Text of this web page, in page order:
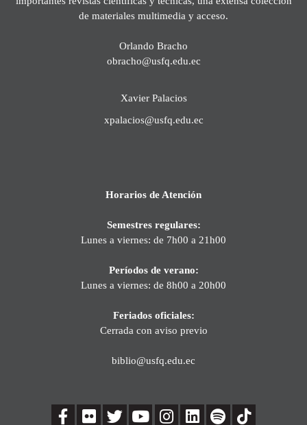
de materiales multimedia y acceso.
Orlando Bracho
obracho@usfq.edu.ec
Xavier Palacios
xpalacios@usfq.edu.ec
Horarios de Atención
Semestres regulares:
Lunes a viernes: de 7h00 a 21h00
Períodos de verano:
Lunes a viernes: de 8h00 a 20h00
Feriados oficiales:
Cerrada con aviso previo
biblio@usfq.edu.ec